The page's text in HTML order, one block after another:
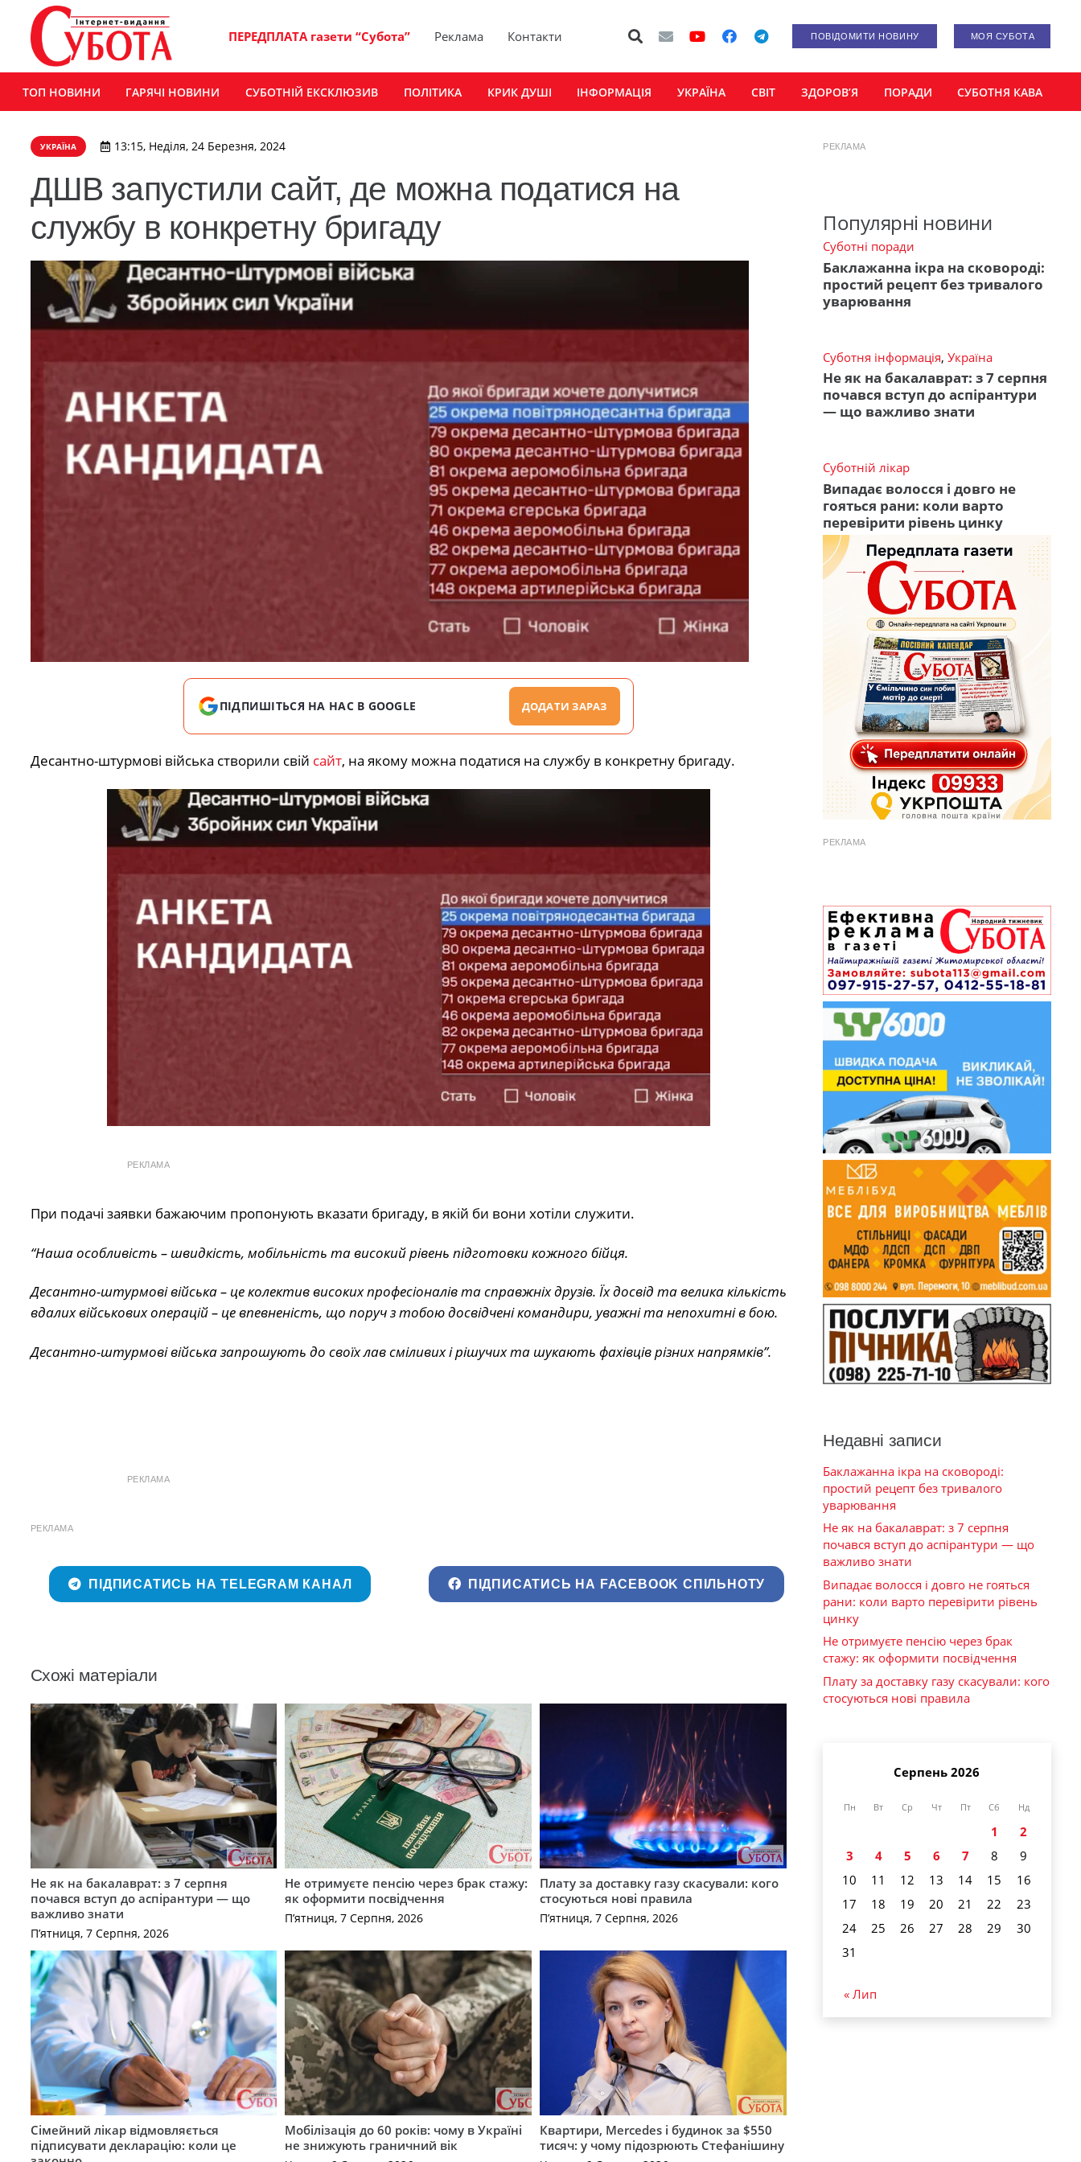
ПЕРЕДПЛАТА газети “Субота” Реклама Контакти ПОВІДОМИТИ НОВИНУ МОЯ СУБОТА
ТОП НОВИНИ ГАРЯЧІ НОВИНИ СУБОТНІЙ ЕКСКЛЮЗИВ ПОЛІТИКА КРИК ДУШІ ІНФОРМАЦІЯ УКРАЇНА СВІТ ЗДОРОВ’Я ПОРАДИ СУБОТНЯ КАВА
УКРАЇНА 13:15, Неділя, 24 Березня, 2024
ДШВ запустили сайт, де можна податися на
службу в конкретну бригаду
ПІДПИШІТЬСЯ НА НАС В GOOGLE ДОДАТИ ЗАРАЗ
Десантно-штурмові війська створили свій сайт, на якому можна податися на службу в конкретну бригаду.
РЕКЛАМА
При подачі заявки бажаючим пропонують вказати бригаду, в якій би вони хотіли служити.
“Наша особливість – швидкість, мобільність та високий рівень підготовки кожного бійця.
Десантно-штурмові війська – це колектив високих професіоналів та справжніх друзів. Їх досвід та велика кількість
вдалих військових операцій – це впевненість, що поруч з тобою досвідчені командири, уважні та непохитні в бою.
Десантно-штурмові війська запрошують до своїх лав сміливих і рішучих та шукають фахівців різних напрямків”.
РЕКЛАМА
РЕКЛАМА
ПІДПИСАТИСЬ НА TELEGRAM КАНАЛ ПІДПИСАТИСЬ НА FACEBOOK СПІЛЬНОТУ
Схожі матеріали
Не як на бакалаврат: з 7 серпня
почався вступ до аспірантури — що
важливо знати
П’ятниця, 7 Серпня, 2026
Не отримуєте пенсію через брак стажу:
як оформити посвідчення
П’ятниця, 7 Серпня, 2026
Плату за доставку газу скасували: кого
стосуються нові правила
П’ятниця, 7 Серпня, 2026
Сімейний лікар відмовляється
підписувати декларацію: коли це
Мобілізація до 60 років: чому в Україні
не знижують граничний вік
Квартири, Mercedes і будинок за $550
тисяч: у чому підозрюють Стефанішину
РЕКЛАМА
Популярні новини
Суботні поради
Баклажанна ікра на сковороді:
простий рецепт без тривалого
уварювання
Суботня інформація, Україна
Не як на бакалаврат: з 7 серпня
почався вступ до аспірантури
— що важливо знати
Суботній лікар
Випадає волосся і довго не
гояться рани: коли варто
перевірити рівень цинку
РЕКЛАМА
Недавні записи
Баклажанна ікра на сковороді:
простий рецепт без тривалого
уварювання
Не як на бакалаврат: з 7 серпня
почався вступ до аспірантури — що
важливо знати
Випадає волосся і довго не гояться
рани: коли варто перевірити рівень
цинку
Не отримуєте пенсію через брак
стажу: як оформити посвідчення
Плату за доставку газу скасували: кого
стосуються нові правила
Серпень 2026
Пн Вт Ср Чт Пт Сб Нд
1
2
3
4 5 6 7 8
9
10
11 12 13 14 15
16
17
18 19 20 21 22
23
24
25 26 27 28 29
30
31
« Лип